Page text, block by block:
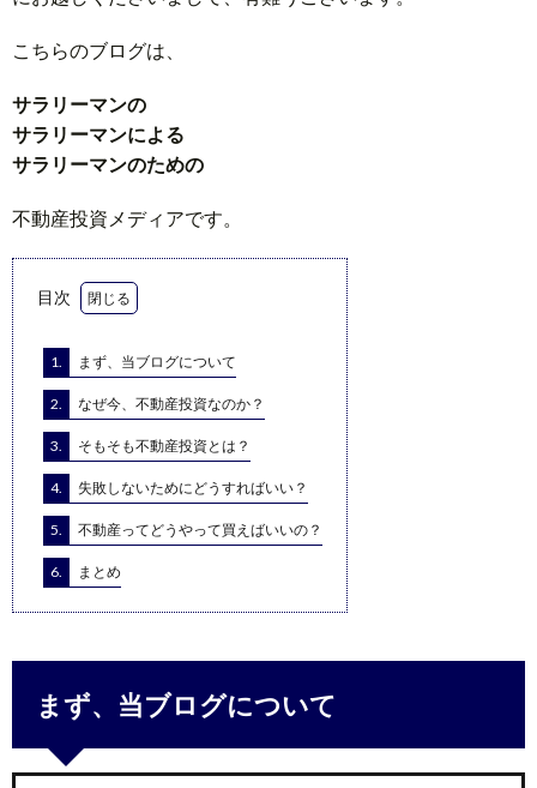
こちらのブログは、
サラリーマンの
サラリーマンによる
サラリーマンのための
不動産投資メディアです。
目次
1. まず、当ブログについて
2. なぜ今、不動産投資なのか？
3. そもそも不動産投資とは？
4. 失敗しないためにどうすればいい？
5. 不動産ってどうやって買えばいいの？
6. まとめ
まず、当ブログについて